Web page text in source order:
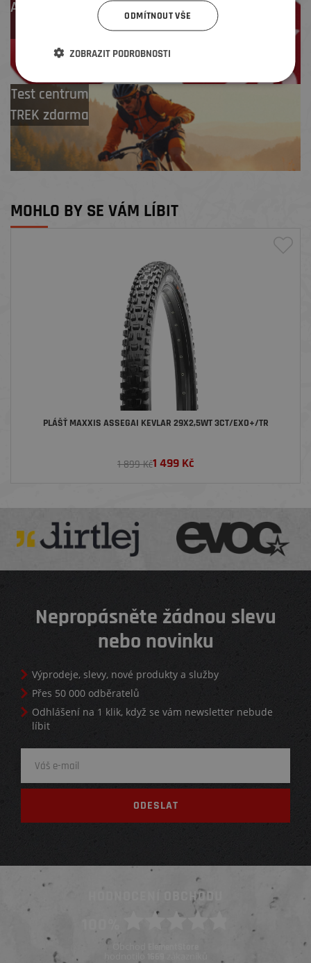
Až 4 % cashback
na další nákup
Test centrum
TREK zdarma
MOHLO BY SE VÁM LÍBIT
PLÁŠŤ MAXXIS ASSEGAI KEVLAR 29X2,5WT 3CT/EXO+/TR
1 899 Kč1 499 Kč
Nepropásněte žádnou slevu
nebo novinku
Výprodeje, slevy, nové produkty a služby
Přes 50 000 odběratelů
Odhlášení na 1 klik, když se vám newsletter nebude
líbit
HODNOCENÍ OBCHODU
Obchod ElementStore
hodnotilo
ODMÍTNOUT VŠE
ZOBRAZIT PODROBNOSTI